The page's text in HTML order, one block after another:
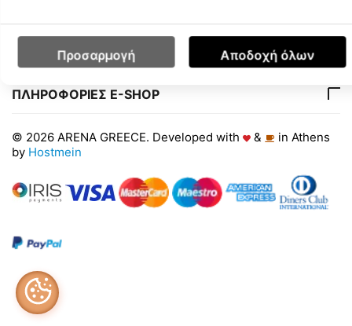
ΕΞΥΠΗΡΕΤΗΣΗ ΠΕΛΑΤΩΝ
ΠΛΗΡΟΦΟΡΙΕΣ E-SHOP
© 2026 ARENA GREECE. Developed with &
in Athens
by Hostmein
Προσαρμογή Αποδοχή όλων